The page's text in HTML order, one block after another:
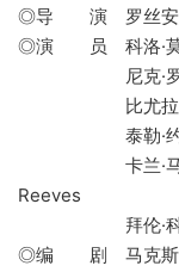
◎导 演 罗丝安妮
◎演 员 科洛·莫
尼克·罗宾森
比尤拉·寇尔 /
泰勒·约翰·
卡兰·马尔韦 /
Reeves
拜伦·科尔 /
◎编 剧 马克斯·